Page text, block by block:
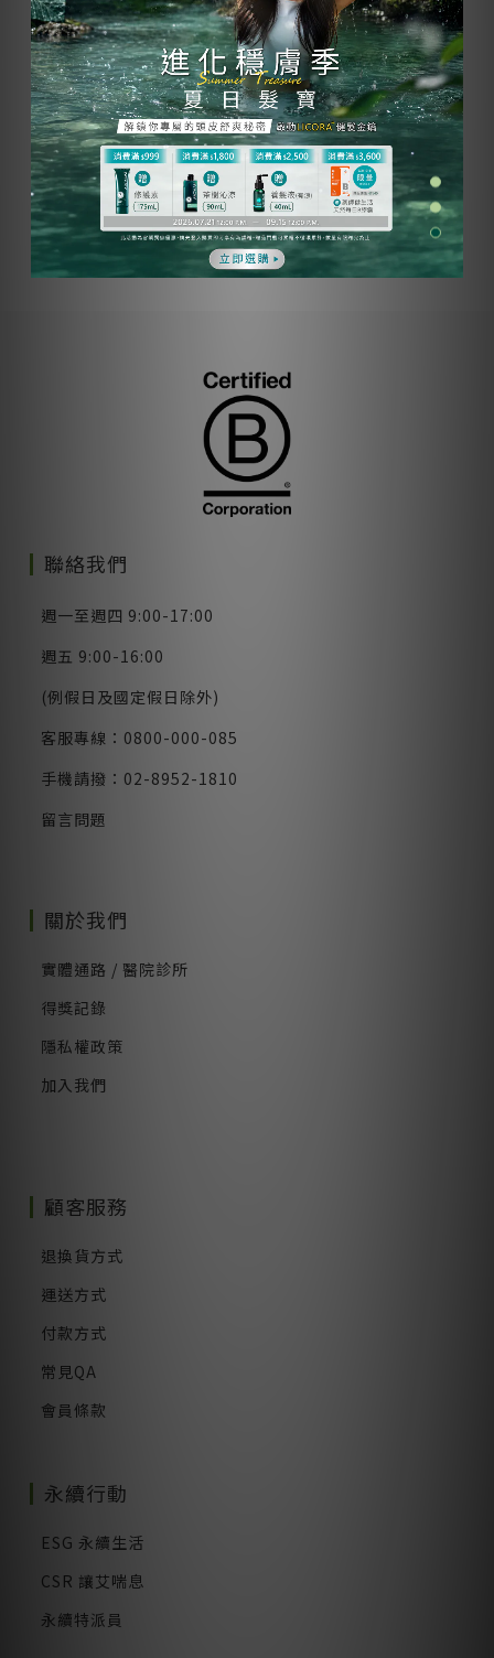
【惜福良品】捷利爾寶寶
溫和淨化乳 80mL
NT$150
NT$300
加入購物車
聯絡我們
週一至週四 9:00-17:00
週五 9:00-16:00
(例假日及國定假日除外)
客服專線：0800-000-085
手機請撥：02-8952-1810
留言問題
關於我們
實體通路 / 醫院診所
得獎記錄
隱私權政策
加入我們
顧客服務
退換貨方式
運送方式
付款方式
常見QA
會員條款
永續行動
ESG 永續生活
CSR 讓艾喘息
永續特派員